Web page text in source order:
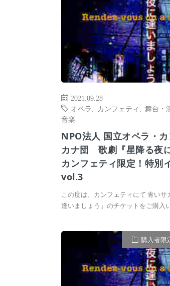
2021.09.28
オペラ
カンフェティ 舞台・
音楽
NPO法人 国立オペラ・
カナ団 歌劇『星降る夜
カンフェティ限定！特別
vol.3
この度は、カンフェティにて 青いサ
逢いましょう』のチケットをご購入
購入者限